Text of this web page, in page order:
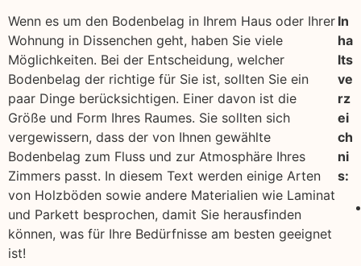
Wenn es um den Bodenbelag in Ihrem Haus oder Ihrer
Wohnung in Dissenchen geht, haben Sie viele
Möglichkeiten. Bei der Entscheidung, welcher
Bodenbelag der richtige für Sie ist, sollten Sie ein
paar Dinge berücksichtigen. Einer davon ist die
Größe und Form Ihres Raumes. Sie sollten sich
vergewissern, dass der von Ihnen gewählte
Bodenbelag zum Fluss und zur Atmosphäre Ihres
Zimmers passt. In diesem Text werden einige Arten
von Holzböden sowie andere Materialien wie Laminat
und Parkett besprochen, damit Sie herausfinden
können, was für Ihre Bedürfnisse am besten geeignet
ist!
In
ha
lts
ve
rz
ei
ch
ni
s: